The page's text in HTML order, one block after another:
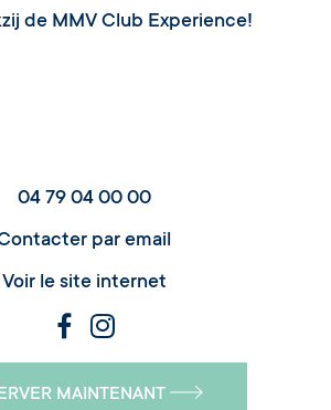
de MMV Club Experience!
04 79 04 00 00
par email
Voir le site internet
MAINTENANT